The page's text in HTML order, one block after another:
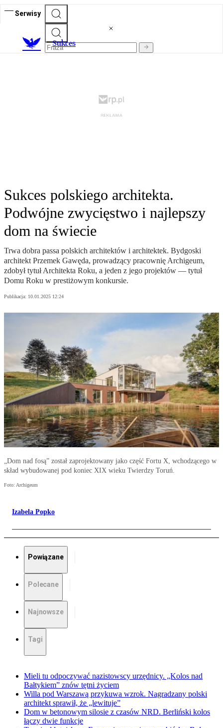
Serwisy
Sukces
Sukces polskiego architekta.
Podwójne zwycięstwo i najlepszy
dom na świecie
Trwa dobra passa polskich architektów i architektek. Bydgoski
architekt Przemek Gawęda, prowadzący pracownię Archigeum,
zdobył tytuł Architekta Roku, a jeden z jego projektów — tytuł
Domu Roku w prestiżowym konkursie.
Publikacja: 10.01.2025 12:24
„Dom nad fosą” został zaprojektowany jako część Fortu X, wchodzącego w
skład wybudowanej pod koniec XIX wieku Twierdzy Toruń.
Foto: Archigeum
Izabela Popko
Powiązane
Polecane
Najnowsze
Tagi
Mieli tu odpoczywać nazistowscy urzędnicy. „Kolos nad
Bałtykiem” znów tętni życiem
Willa pod Warszawą przykuwa wzrok. Nagradzany polski
architekt sprawił, że „lewituje”
Dom w betonowym silosie z czasów NRD. Berliński kolos
łączy dwie funkcje